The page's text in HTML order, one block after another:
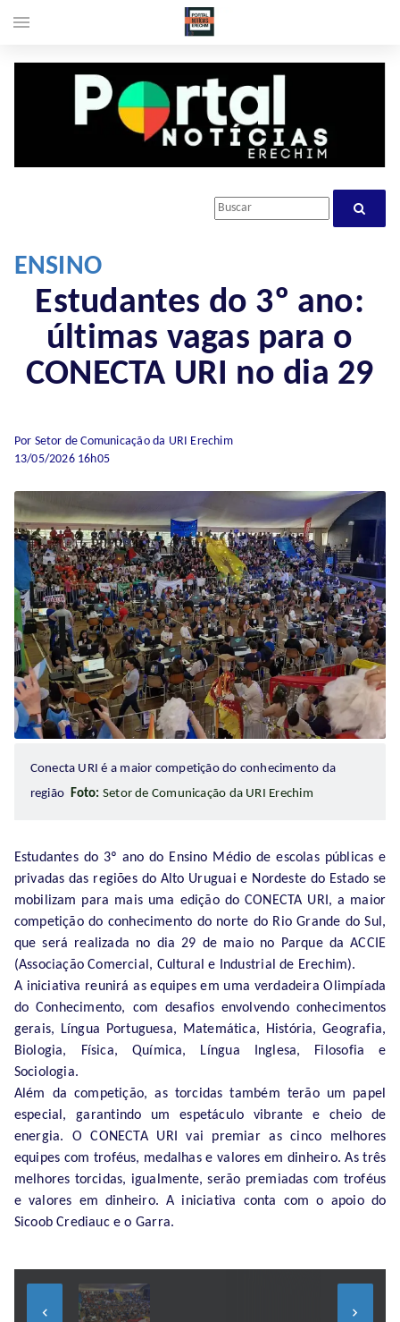
ENSINO
Estudantes do 3º ano:
últimas vagas para o
CONECTA URI no dia 29
Por Setor de Comunicação da URI Erechim
13/05/2026 16h05
Conecta URI é a maior competição do conhecimento da
região Foto: Setor de Comunicação da URI Erechim
Estudantes do 3º ano do Ensino Médio de escolas públicas e
privadas das regiões do Alto Uruguai e Nordeste do Estado se
mobilizam para mais uma edição do CONECTA URI, a maior
competição do conhecimento do norte do Rio Grande do Sul,
que será realizada no dia 29 de maio no Parque da ACCIE
(Associação Comercial, Cultural e Industrial de Erechim).
A iniciativa reunirá as equipes em uma verdadeira Olimpíada
do Conhecimento, com desafios envolvendo conhecimentos
gerais, Língua Portuguesa, Matemática, História, Geografia,
Biologia, Física, Química, Língua Inglesa, Filosofia e
Sociologia.
Além da competição, as torcidas também terão um papel
especial, garantindo um espetáculo vibrante e cheio de
energia. O CONECTA URI vai premiar as cinco melhores
equipes com troféus, medalhas e valores em dinheiro. As três
melhores torcidas, igualmente, serão premiadas com troféus
e valores em dinheiro. A iniciativa conta com o apoio do
Sicoob Crediauc e o Garra.
keyboard_arrow_left keyboard_arrow_right
menu